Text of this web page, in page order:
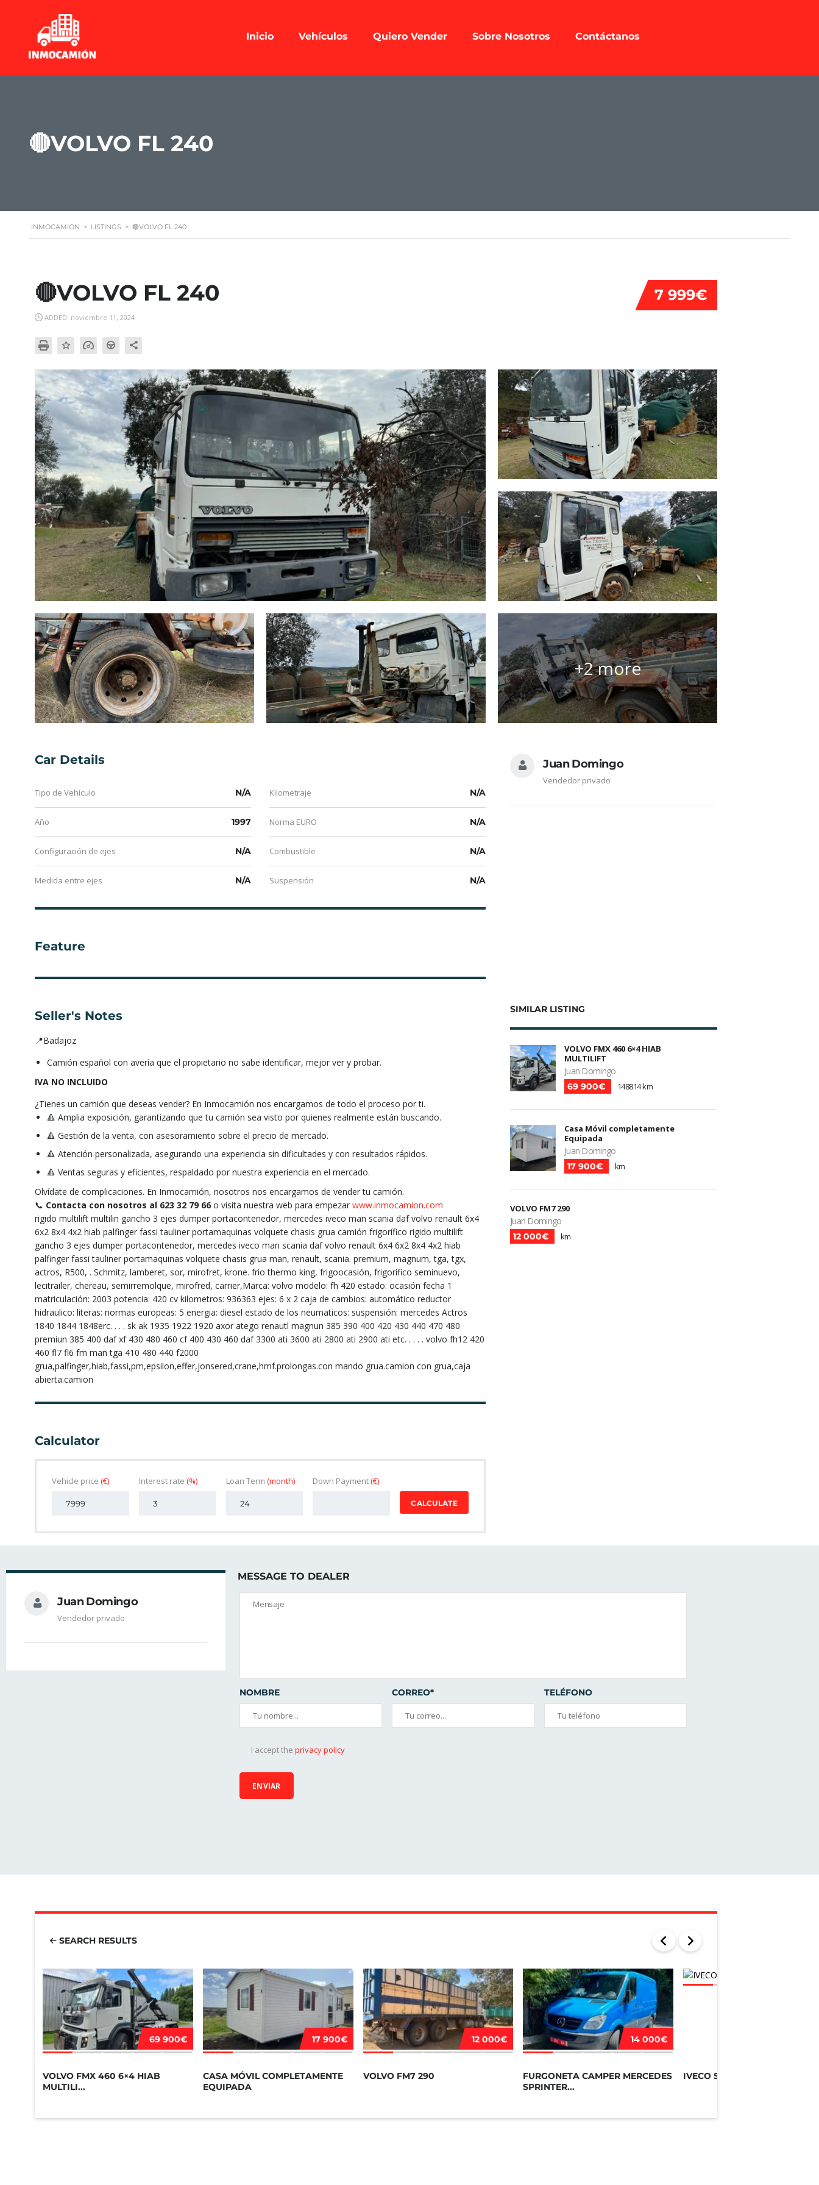
Inicio Vehículos Quiero Vender Sobre Nosotros Contáctanos
🔴VOLVO FL 240
INMOCAMION > LISTINGS > 🔴VOLVO FL 240
🔴VOLVO FL 240
ADDED: noviembre 11, 2024
7 999€
+2 more
Car Details
Tipo de Vehiculo N/A Kilometraje N/A
Año 1997 Norma EURO N/A
Configuración de ejes N/A Combustible N/A
Medida entre ejes N/A Suspensión N/A
Feature
Seller's Notes
📍Badajoz
Camión español con avería que el propietario no sabe identificar, mejor ver y probar.
IVA NO INCLUIDO
¿Tienes un camión que deseas vender? En Inmocamión nos encargamos de todo el proceso por ti.
🔺 Amplia exposición, garantizando que tu camión sea visto por quienes realmente están buscando.
🔺 Gestión de la venta, con asesoramiento sobre el precio de mercado.
🔺 Atención personalizada, asegurando una experiencia sin dificultades y con resultados rápidos.
🔺 Ventas seguras y eficientes, respaldado por nuestra experiencia en el mercado.
Olvídate de complicaciones. En Inmocamión, nosotros nos encargamos de vender tu camión.
📞 Contacta con nosotros al 623 32 79 66 o visita nuestra web para empezar www.inmocamion.com
rigido multilift multilin gancho 3 ejes dumper portacontenedor, mercedes iveco man scania daf volvo renault 6x4
6x2 8x4 4x2 hiab palfinger fassi tauliner portamaquinas volquete chasis grua camión frigorífico rigido multilift
gancho 3 ejes dumper portacontenedor, mercedes iveco man scania daf volvo renault 6x4 6x2 8x4 4x2 hiab
palfinger fassi tauliner portamaquinas volquete chasis grua man, renault, scania. premium, magnum, tga, tgx,
actros, R500, . Schmitz, lamberet, sor, mirofret, krone. frio thermo king, frigoocasión, frigorífico seminuevo,
lecitrailer, chereau, semirremolque, mirofred, carrier,Marca: volvo modelo: fh 420 estado: ocasión fecha 1
matriculación: 2003 potencia: 420 cv kilometros: 936363 ejes: 6 x 2 caja de cambios: automático reductor
hidraulico: literas: normas europeas: 5 energia: diesel estado de los neumaticos: suspensión: mercedes Actros
1840 1844 1848erc. . . . sk ak 1935 1922 1920 axor atego renautl magnun 385 390 400 420 430 440 470 480
premiun 385 400 daf xf 430 480 460 cf 400 430 460 daf 3300 ati 3600 ati 2800 ati 2900 ati etc. . . . . volvo fh12 420
460 fl7 fl6 fm man tga 410 480 440 f2000
grua,palfinger,hiab,fassi,pm,epsilon,effer,jonsered,crane,hmf.prolongas.con mando grua.camion con grua,caja
abierta.camion
Calculator
Vehicle price (€) Interest rate (%) Loan Term (month) Down Payment(€)
CALCULATE
Juan Domingo
Vendedor privado
SIMILAR LISTING
VOLVO FMX 460 6×4 HIAB
MULTILIFT
Juan Domingo
69 900€ 148814 km
Casa Móvil completamente
Equipada
Juan Domingo
17 900€ km
VOLVO FM7 290
Juan Domingo
12 000€ km
Juan Domingo
Vendedor privado
MESSAGE TO DEALER
NOMBRE CORREO* TELÉFONO
I accept the privacy policy
SEARCH RESULTS
69 900€
VOLVO FMX 460 6×4 HIAB
MULTILI...
17 900€
CASA MÓVIL COMPLETAMENTE
EQUIPADA
12 000€
VOLVO FM7 290
14 000€
FURGONETA CAMPER MERCEDES
SPRINTER...
IVECO STRALIS